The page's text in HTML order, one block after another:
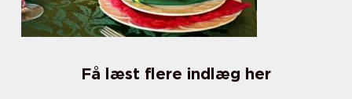
Få læst flere indlæg her